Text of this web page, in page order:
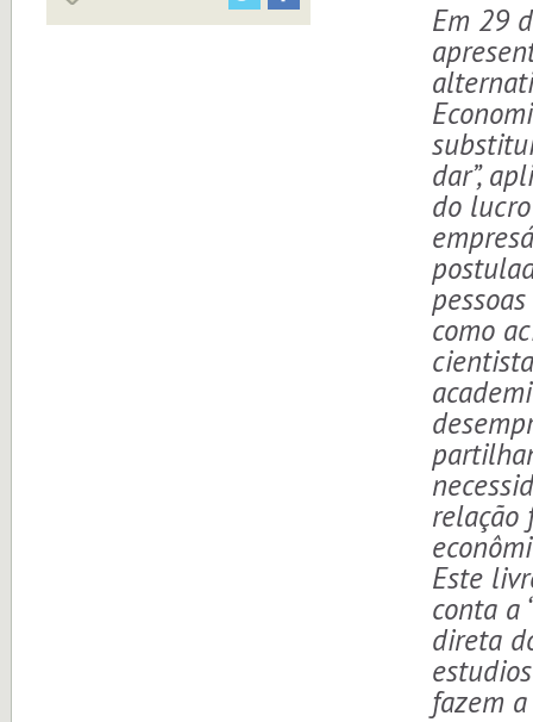
Em 29
dar”,
do
como
relação
Este
conta a
direta
fazem